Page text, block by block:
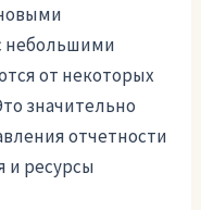
небольшими
от некоторых
значительно
отчетности
и ресурсы